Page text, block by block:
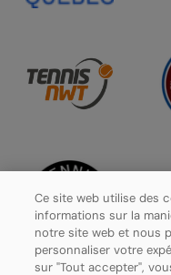
Ce site web utilise des
informations sur la
notre site web et nous
personnaliser votre
sur "Tout accepter",